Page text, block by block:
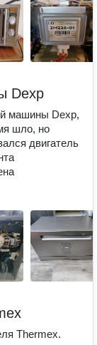
Dexp
машины Dexp,
шло, но
двигатель
Thermex.